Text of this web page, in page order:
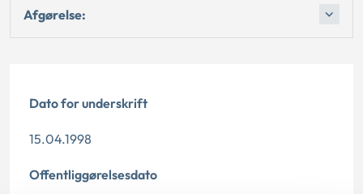
Afgørelse:
Dato for underskrift
15.04.1998
Offentliggørelsesdato